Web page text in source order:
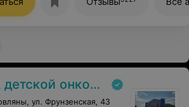
онкологии
ул. Фрунзенская, 43